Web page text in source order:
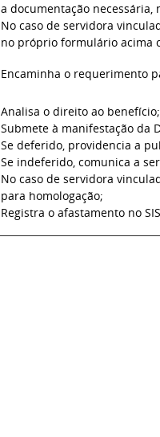
a documentação necessária,
No caso de servidora
no próprio formulário acima
Encaminha o requerimento
Analisa o direito ao benefício;
Submete à manifestação da
Se deferido, providencia a
Se indeferido, comunica a
No caso de servidora
para homologação;
Registra o afastamento no